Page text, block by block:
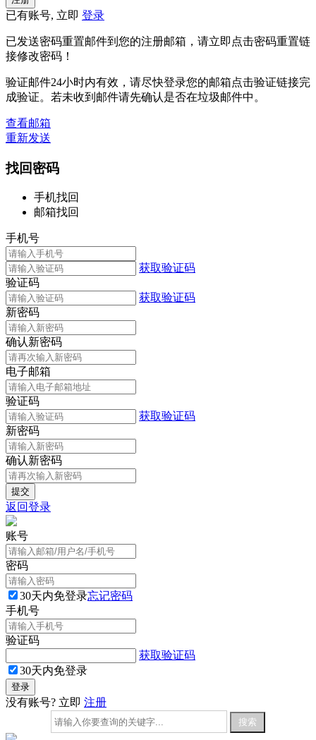
已有账号, 立即 登录
已发送密码重置邮件到您的注册邮箱，请立即点击密码重置链
接修改密码！
验证邮件24小时内有效，请尽快登录您的邮箱点击验证链接完
成验证。若未收到邮件请先确认是否在垃圾邮件中。
查看邮箱
重新发送
找回密码
手机找回
邮箱找回
手机号
获取验证码
验证码
获取验证码
新密码
确认新密码
电子邮箱
验证码
获取验证码
新密码
确认新密码
返回登录
账号
密码
30天内免登录忘记密码
手机号
验证码
获取验证码
30天内免登录
没有账号? 立即 注册